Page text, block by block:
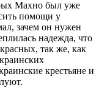
Махно был уже
помощи у
зачем он нужен
надежда, что
так же, как
крестьяне и